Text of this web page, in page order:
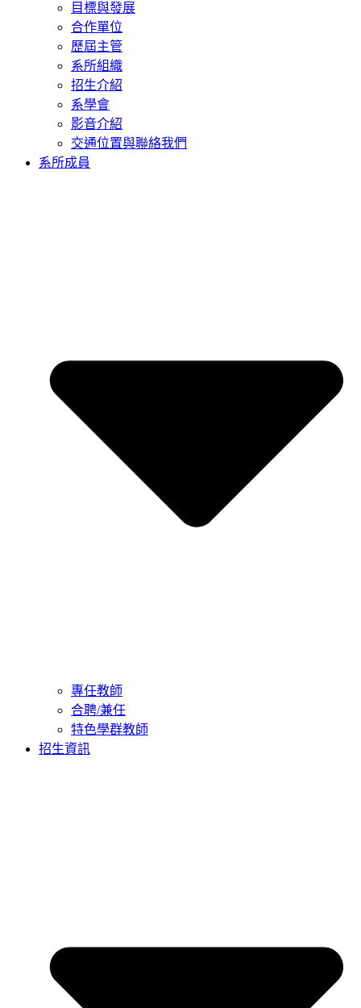
目標與發展
合作單位
歷屆主管
系所組織
招生介紹
系學會
影音介紹
交通位置與聯絡我們
系所成員
專任教師
合聘/兼任
特色學群教師
招生資訊